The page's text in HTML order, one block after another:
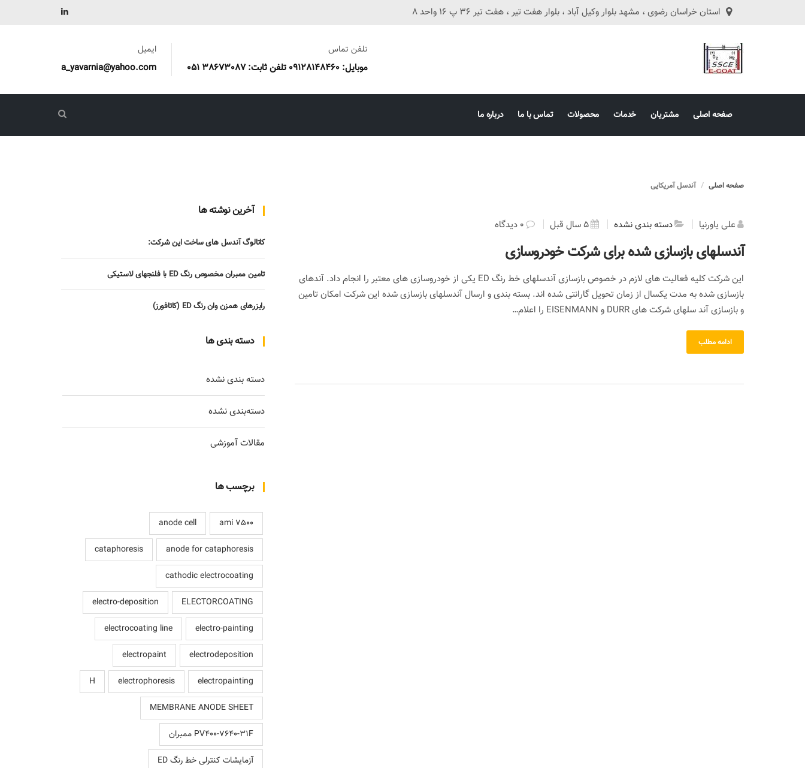
استان خراسان رضوی ، مشهد بلوار وکیل آباد ، بلوار هفت تیر ، هفت تیر 36 پ 16 واحد 8
تلفن تماس
موبایل: 09128148460 تلفن ثابت: 38673087 051
ایمیل
a_yavarnia@yahoo.com
صفحه اصلی مشتریان خدمات محصولات تماس با ما درباره ما
صفحه اصلی آندسل آمریکایی
علی یاورنیا دسته بندی نشده 5 سال قبل 0 دیدگاه
آندسلهای بازسازی شده برای شرکت خودروسازی
این شرکت کلیه فعالیت های لازم در خصوص بازسازی آندسلهای خط رنگ ED یکی از خودروسازی های معتبر را انجام داد. آندهای
بازسازی شده به مدت یکسال از زمان تحویل گارانتی شده اند. بسته بندی و ارسال آندسلهای بازسازی شده این شرکت امکان تامین
و بازسازی آند سلهای شرکت های DURR و EISENMANN را اعلام…
ادامه مطلب
آخرین نوشته ها
کاتالوگ آندسل های ساخت این شرکت:
تامین ممبران مخصوص رنگ ED با فلنجهای لاستیکی
رایزرهای همزن وان رنگ ED (کاتافورز)
دسته بندی ها
دسته بندی نشده
دسته‌بندی نشده
مقالات آموزشی
برچسب ها
ami 7500
anode cell
anode for cataphoresis
cataphoresis
cathodic electrocoating
ELECTORCOATING
electro-deposition
electro-painting
electrocoating line
electrodeposition
electropaint
electropainting
electrophoresis
H
MEMBRANE ANODE SHEET
PV400-7640-31F ممبران
آزمایشات کنترلی خط رنگ ED